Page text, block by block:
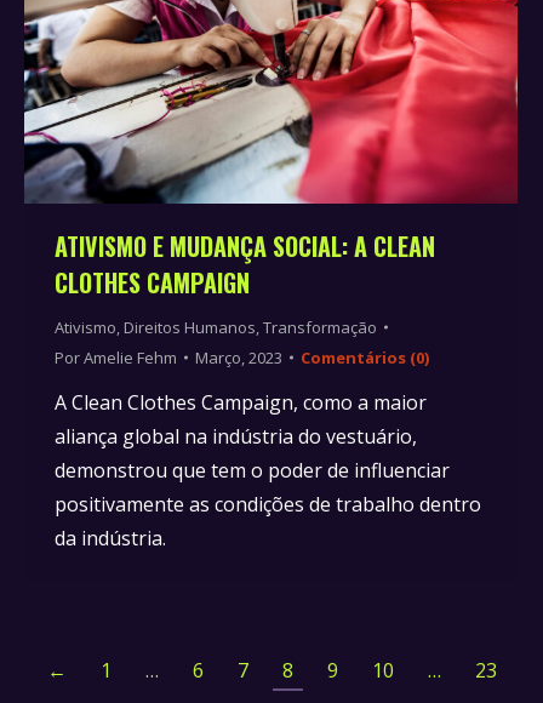
ATIVISMO E MUDANÇA SOCIAL: A CLEAN
CLOTHES CAMPAIGN
Ativismo, Direitos Humanos,Transformação
PorAmelie Fehm Março, 2023 Comentários (0)
A Clean Clothes Campaign, como a maior
aliança global na indústria do vestuário,
demonstrou que tem o poder de influenciar
positivamente as condições de trabalho dentro
da indústria.
← 1 … 6 7 8 9 10 …
23